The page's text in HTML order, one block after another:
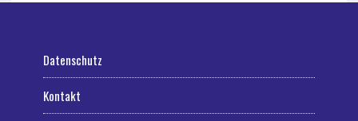
Datenschutz
Kontakt